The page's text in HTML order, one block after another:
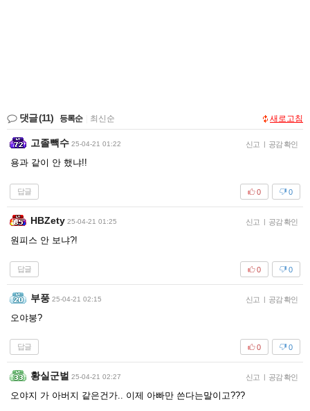
댓글(11) 등록순 최신순 새로고침
고졸빽수 25-04-21 01:22 신고 | 공감 확인
용과 같이 안 했냐!!
답글 0
0
HBZety 25-04-21 01:25 신고 | 공감 확인
원피스 안 보냐?!
답글 0
0
부풍 25-04-21 02:15 신고 | 공감 확인
오야붕?
답글 0
0
황실군벌 25-04-21 02:27 신고 | 공감 확인
오야지 가 아버지 같은건가.. 이제 아빠만 쓴다는말이고???